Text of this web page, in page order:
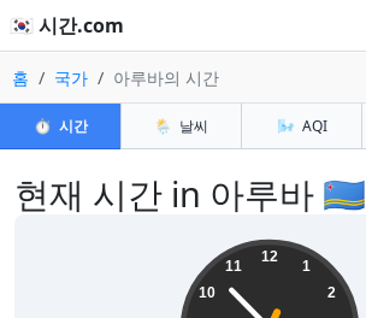
🇰🇷 시간.com
홈 국가 아루바의 시간
⏱️ 시간 🌦️ 날씨 🌬️ AQI
현재 시간 in 아루바 🇦🇼
12
1
2
10
11